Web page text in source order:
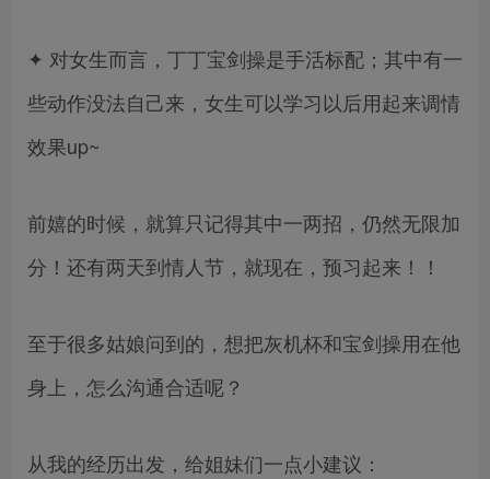
✦ 对女生而言，丁丁宝剑操是手活标配；其中有一
些动作没法自己来，女生可以学习以后用起来调情
效果up~
前嬉的时候，就算只记得其中一两招，仍然无限加
分！还有两天到情人节，就现在，预习起来！！
至于很多姑娘问到的，想把灰机杯和宝剑操用在他
身上，怎么沟通合适呢？
从我的经历出发，给姐妹们一点小建议：